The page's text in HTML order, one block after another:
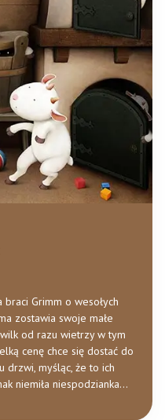
Grimm o wesołych
zostawia swoje małe
od razu wietrzy w tym
cenę chce się dostać do
drzwi, myśląc, że to ich
niemiła niespodzianka…